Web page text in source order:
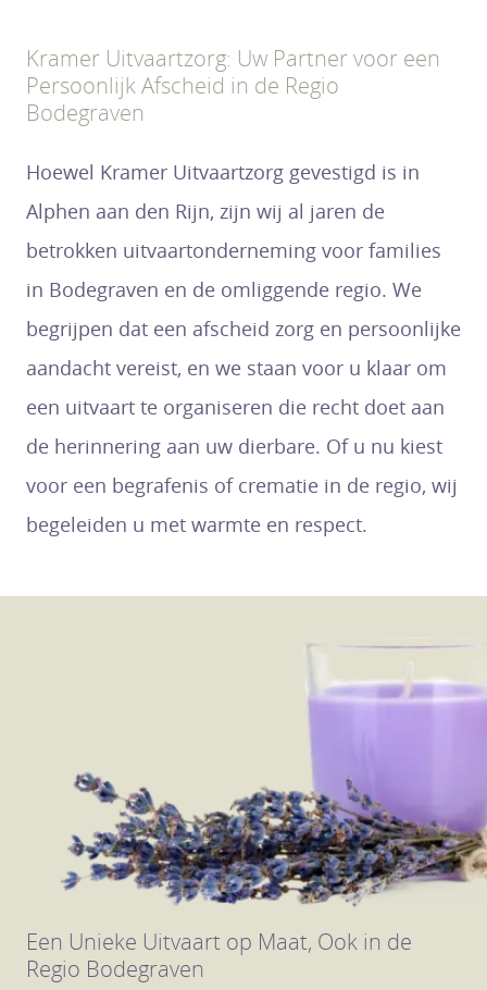
Kramer Uitvaartzorg: Uw Partner voor een
Persoonlijk Afscheid in de Regio
Bodegraven
Hoewel Kramer Uitvaartzorg gevestigd is in
Alphen aan den Rijn, zijn wij al jaren de
betrokken uitvaartonderneming voor families
in Bodegraven en de omliggende regio. We
begrijpen dat een afscheid zorg en persoonlijke
aandacht vereist, en we staan voor u klaar om
een uitvaart te organiseren die recht doet aan
de herinnering aan uw dierbare. Of u nu kiest
voor een begrafenis of crematie in de regio, wij
begeleiden u met warmte en respect.
Een Unieke Uitvaart op Maat, Ook in de
Regio Bodegraven